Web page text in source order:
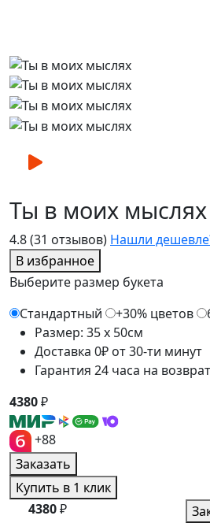
4.8(31 отзывов) Нашли
В избранное
Ты в моих мыслях
Выберите размер букета
Стандартный
+30% цветов
Размер: 35 x 50см
Доставка 0₽ от 30-ти минут
Гарантия 24 часа на возврат
4380₽
+88
Заказать
Купить в 1 клик
4380₽